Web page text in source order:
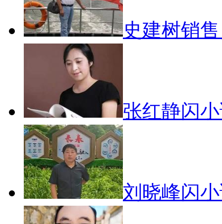
史建树销
张红静闪
刘晓峰闪